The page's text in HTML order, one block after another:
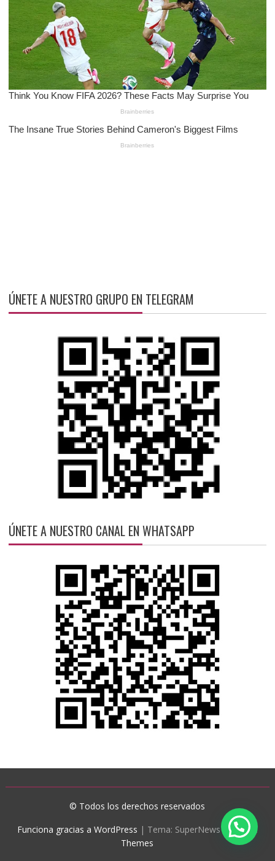
ÚNETE A NUESTRO GRUPO EN TELEGRAM
ÚNETE A NUESTRO CANAL EN WHATSAPP
© Todos los derechos reservados
Funciona gracias a WordPress | Tema: SuperNews deAcme
Themes